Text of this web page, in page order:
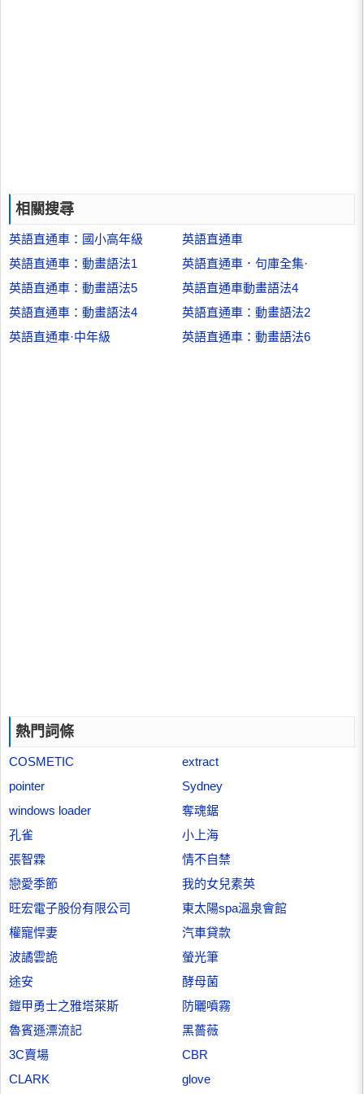
相關搜尋
英語直通車：國小高年級
英語直通車
英語直通車：動畫語法1
英語直通車．句庫全集·
英語直通車：動畫語法5
英語直通車動畫語法4
英語直通車：動畫語法4
英語直通車：動畫語法2
英語直通車·中年級
英語直通車：動畫語法6
熱門詞條
COSMETIC
extract
pointer
Sydney
windows loader
奪魂鋸
孔雀
小上海
張智霖
情不自禁
戀愛季節
我的女兒素英
旺宏電子股份有限公司
東太陽spa溫泉會館
權寵悍妻
汽車貸款
波譎雲詭
螢光筆
途安
酵母菌
鎧甲勇士之雅塔萊斯
防曬噴霧
魯賓遜漂流記
黑薔薇
3C賣場
CBR
CLARK
glove